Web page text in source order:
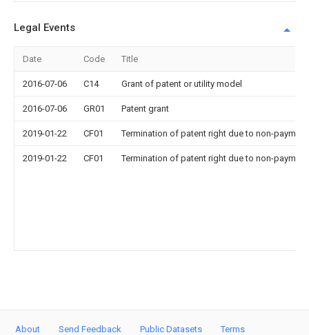
Legal Events
Date Code Title
2016-07-06 C14 Grant of patent or utility model
2016-07-06 GR01 Patent grant
2019-01-22 CF01 Termination of patent right due to non-
2019-01-22 CF01 Termination of patent right due to non-
About Send Feedback Public Datasets
Terms